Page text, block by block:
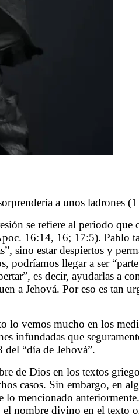
a unos ladrones
se refiere al periodo
16:14, 16; 17:5). Pablo
sino estar despiertos y
podríamos llegar a ser
es decir, ayudarlas a
a Jehová. Por eso es tan
lo vemos mucho en los
infundadas que
del “día de Jehová”.
de Dios en los textos
casos. Sin embargo, en
mencionado
el nombre divino en el texto